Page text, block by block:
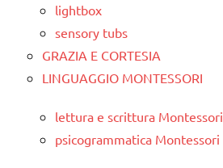
lightbox
sensory tubs
GRAZIA E CORTESIA
LINGUAGGIO MONTESSORI
lettura e scrittura Montessori
psicogrammatica Montessori